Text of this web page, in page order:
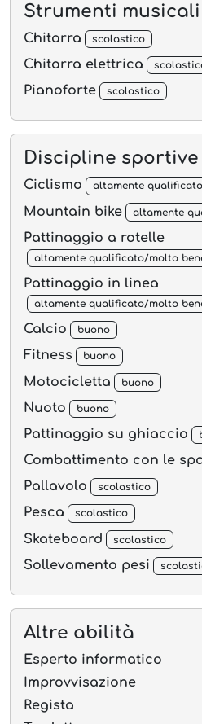
Strumenti musicali
Chitarra scolastico
Chitarra elettrica
Pianoforte scolastico
Discipline sportive
Ciclismo altamente
Mountain bike altamente
Pattinaggio a rotelle
altamente qualificato/molto
Pattinaggio in linea
altamente qualificato/molto
Calcio buono
Fitness buono
Motocicletta buono
Nuoto buono
Pattinaggio su ghiaccio
Combattimento con le
Pallavolo scolastico
Pesca scolastico
Skateboard scolastico
Sollevamento pesi
Altre abilità
Esperto informatico
Improvvisazione
Regista